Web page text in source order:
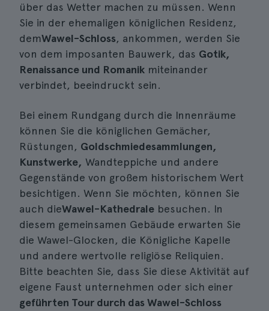
über das Wetter machen zu müssen. Wenn
Sie in der ehemaligen königlichen Residenz,
demWawel-Schloss, ankommen, werden Sie
von dem imposanten Bauwerk, das Gotik,
Renaissance und Romanik miteinander
verbindet, beeindruckt sein.
Bei einem Rundgang durch die Innenräume
können Sie die königlichen Gemächer,
Rüstungen, Goldschmiedesammlungen,
Kunstwerke, Wandteppiche und andere
Gegenstände von großem historischem Wert
besichtigen. Wenn Sie möchten, können Sie
auch dieWawel-Kathedrale besuchen. In
diesem gemeinsamen Gebäude erwarten Sie
die Wawel-Glocken, die Königliche Kapelle
und andere wertvolle religiöse Reliquien.
Bitte beachten Sie, dass Sie diese Aktivität auf
eigene Faust unternehmen oder sich einer
geführten Tour durch das Wawel-Schloss